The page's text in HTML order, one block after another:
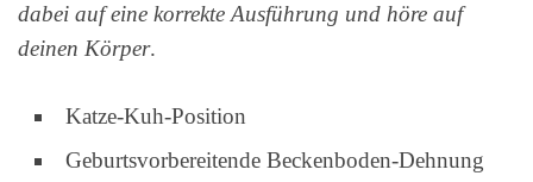
dabei auf eine korrekte Ausführung und höre auf
deinen Körper.
Katze-Kuh-Position
Geburtsvorbereitende Beckenboden-Dehnung